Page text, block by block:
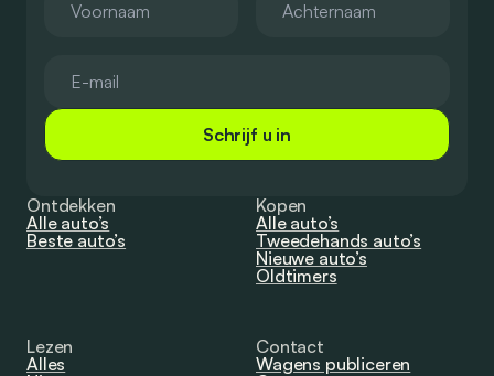
Schrijf u in
Ontdekken
Alle auto’s
Beste auto’s
Kopen
Alle auto’s
Tweedehands auto’s
Nieuwe auto’s
Oldtimers
Lezen
Alles
Contact
Wagens publiceren